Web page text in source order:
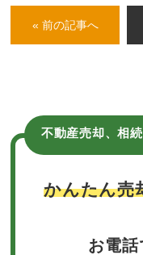
« 前の記事へ
不動産売却、相
かんたん売
お電